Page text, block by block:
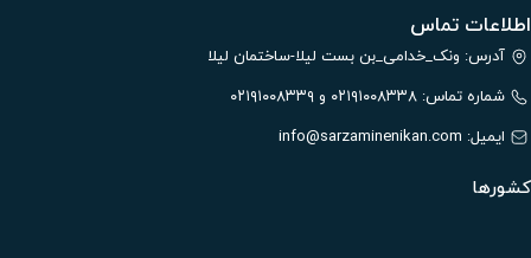
اطلاعات تماس
آدرس: ونک_خدامی_بن بست لیلا-ساختمان لیلا
شماره تماس: ۰۲۱۹۱۰۰۸۳۳۸ و ۰۲۱۹۱۰۰۸۳۳۹
ایمیل: info@sarzaminenikan.com
کشورها